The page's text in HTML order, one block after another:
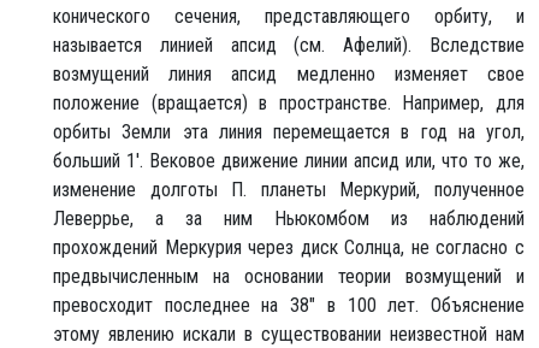
конического сечения, представляющего орбиту, и
называется линией апсид (см. Афелий). Вследствие
возмущений линия апсид медленно изменяет свое
положение (вращается) в пространстве. Например, для
орбиты Земли эта линия перемещается в год на угол,
больший 1'. Вековое движение линии апсид или, что то же,
изменение долготы П. планеты Меркурий, полученное
Леверрье, а за ним Ньюкомбом из наблюдений
прохождений Меркурия через диск Солнца, не согласно с
предвычисленным на основании теории возмущений и
превосходит последнее на 38" в 100 лет. Объяснение
этому явлению искали в существовании неизвестной нам